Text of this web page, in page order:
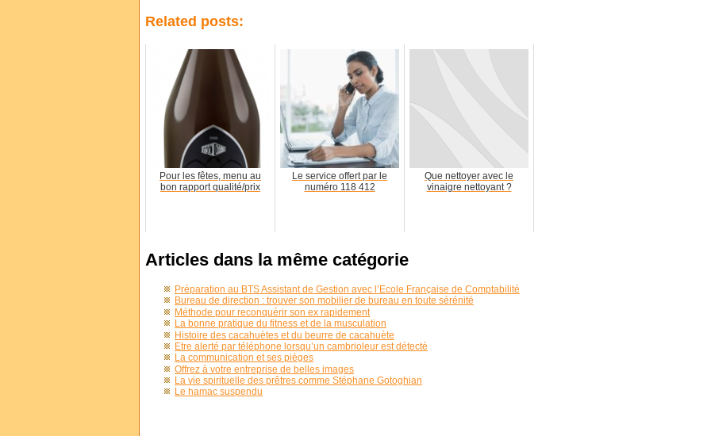
Related posts:
Pour les fêtes, menu au
bon rapport qualité/prix
Le service offert par le
numéro 118 412
Que nettoyer avec le
vinaigre nettoyant ?
Articles dans la même catégorie
Préparation au BTS Assistant de Gestion avec l’École Française de Comptabilité
Bureau de direction : trouver son mobilier de bureau en toute sérénité
Méthode pour reconquérir son ex rapidement
La bonne pratique du fitness et de la musculation
Histoire des cacahuètes et du beurre de cacahuète
Être alerté par téléphone lorsqu’un cambrioleur est détecté
La communication et ses pièges
Offrez à votre entreprise de belles images
La vie spirituelle des prêtres comme Stéphane Gotoghian
Le hamac suspendu